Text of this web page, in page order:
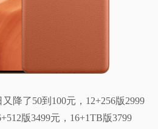
又降了50到100元，12+256版2999
版3499元，16+1TB版3799